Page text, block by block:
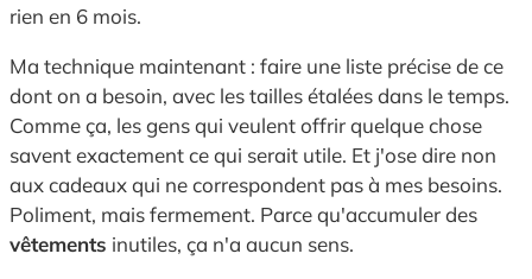
rien en 6 mois.
Ma technique maintenant : faire une liste précise de ce
dont on a besoin, avec les tailles étalées dans le temps.
Comme ça, les gens qui veulent offrir quelque chose
savent exactement ce qui serait utile. Et j'ose dire non
aux cadeaux qui ne correspondent pas à mes besoins.
Poliment, mais fermement. Parce qu'accumuler des
vêtements inutiles, ça n'a aucun sens.